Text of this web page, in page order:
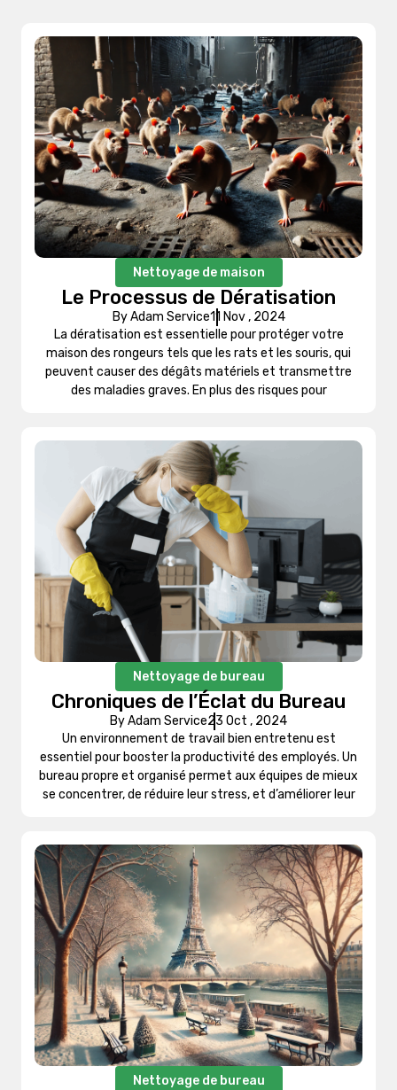
Nettoyage de maison
Le Processus de Dératisation
By Adam Service11 Nov , 2024
La dératisation est essentielle pour protéger votre
maison des rongeurs tels que les rats et les souris, qui
peuvent causer des dégâts matériels et transmettre
des maladies graves. En plus des risques pour
Nettoyage de bureau
Chroniques de l’Éclat du Bureau
By Adam Service23 Oct , 2024
Un environnement de travail bien entretenu est
essentiel pour booster la productivité des employés. Un
bureau propre et organisé permet aux équipes de mieux
se concentrer, de réduire leur stress, et d’améliorer leur
Nettoyage de bureau